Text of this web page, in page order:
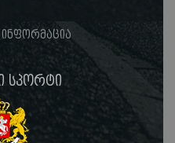
სპორტი